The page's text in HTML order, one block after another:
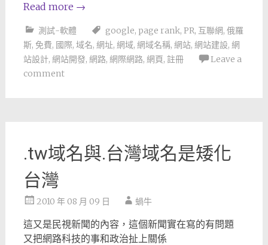
Read more →
測試-軟體 google, page rank, PR, 互聯網, 俄羅
斯, 免費, 國際, 域名, 網址, 網域, 網域名稱, 網站, 網站建設, 網
站設計, 網站開發, 網路, 網際網路, 網頁, 註冊
Leave a
comment
.tw域名與.台灣域名是矮化
台灣
2010 年 08 月 09 日 蝸牛
這又是民視新聞的內容，這個新聞實在寫的有問題
又把網路科技的事和政治扯上關係